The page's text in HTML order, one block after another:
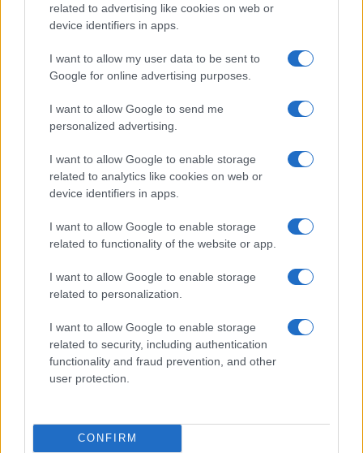
related to advertising like cookies on web or
device identifiers in apps.
I want to allow my user data to be sent to
Google for online advertising purposes.
I want to allow Google to send me
personalized advertising.
I want to allow Google to enable storage
related to analytics like cookies on web or
device identifiers in apps.
I want to allow Google to enable storage
related to functionality of the website or app.
I want to allow Google to enable storage
related to personalization.
I want to allow Google to enable storage
related to security, including authentication
functionality and fraud prevention, and other
user protection.
CONFIRM
Η ΣΤΗΛΗ ΜΑΣ